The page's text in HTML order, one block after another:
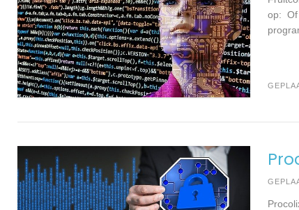
op: Of